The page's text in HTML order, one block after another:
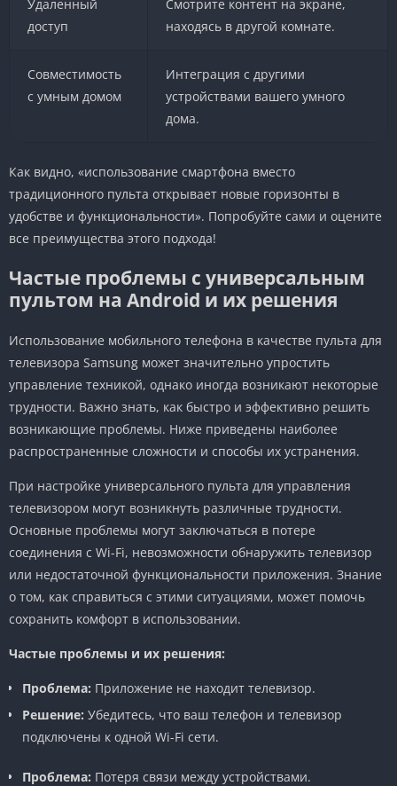
Удаленный
доступ
Смотрите контент на экране,
находясь в другой комнате.
Совместимость
с умным домом
Интеграция с другими
устройствами вашего умного
дома.
Как видно, «использование смартфона вместо
традиционного пульта открывает новые горизонты в
удобстве и функциональности». Попробуйте сами и оцените
все преимущества этого подхода!
Частые проблемы с универсальным
пультом на Android и их решения
Использование мобильного телефона в качестве пульта для
телевизора Samsung может значительно упростить
управление техникой, однако иногда возникают некоторые
трудности. Важно знать, как быстро и эффективно решить
возникающие проблемы. Ниже приведены наиболее
распространенные сложности и способы их устранения.
При настройке универсального пульта для управления
телевизором могут возникнуть различные трудности.
Основные проблемы могут заключаться в потере
соединения с Wi-Fi, невозможности обнаружить телевизор
или недостаточной функциональности приложения. Знание
о том, как справиться с этими ситуациями, может помочь
сохранить комфорт в использовании.
Частые проблемы и их решения:
Проблема: Приложение не находит телевизор.
Решение: Убедитесь, что ваш телефон и телевизор
подключены к одной Wi-Fi сети.
Проблема: Потеря связи между устройствами.